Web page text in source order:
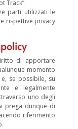
Track”.
parti utilizzati le
rispettive privacy
di apportare
momento
se possibile, su
e legalmente
uno degli
prega dunque di
riferimento